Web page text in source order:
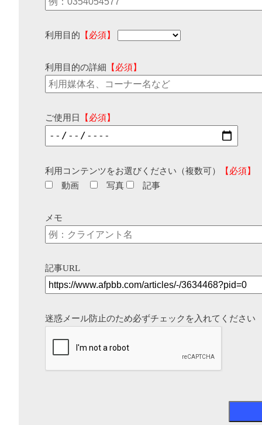
利用目的 【必須】
利用目的の詳細 【必須】
ご使用日 【必須】
利用コンテンツをお選びください（複数可）
【必須】
動画
写真 記事
メモ
記事URL
迷惑メール防止のため必ずチェックを入れてください